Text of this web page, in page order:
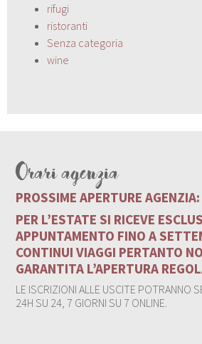
rifugi
ristoranti
Senza categoria
wine
Orari agenzia
PROSSIME APERTURE AGENZIA:
PER L’ESTATE SI RICEVE
APPUNTAMENTO FINO A
CONTINUI VIAGGI PERTANTO
GARANTITA L’APERTURA
LE ISCRIZIONI ALLE USCITE POTRANNO
24H SU 24, 7 GIORNI SU 7 ONLINE.